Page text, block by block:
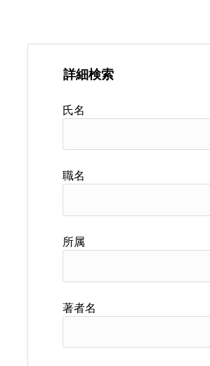
詳細検索
氏名
職名
所属
著者名